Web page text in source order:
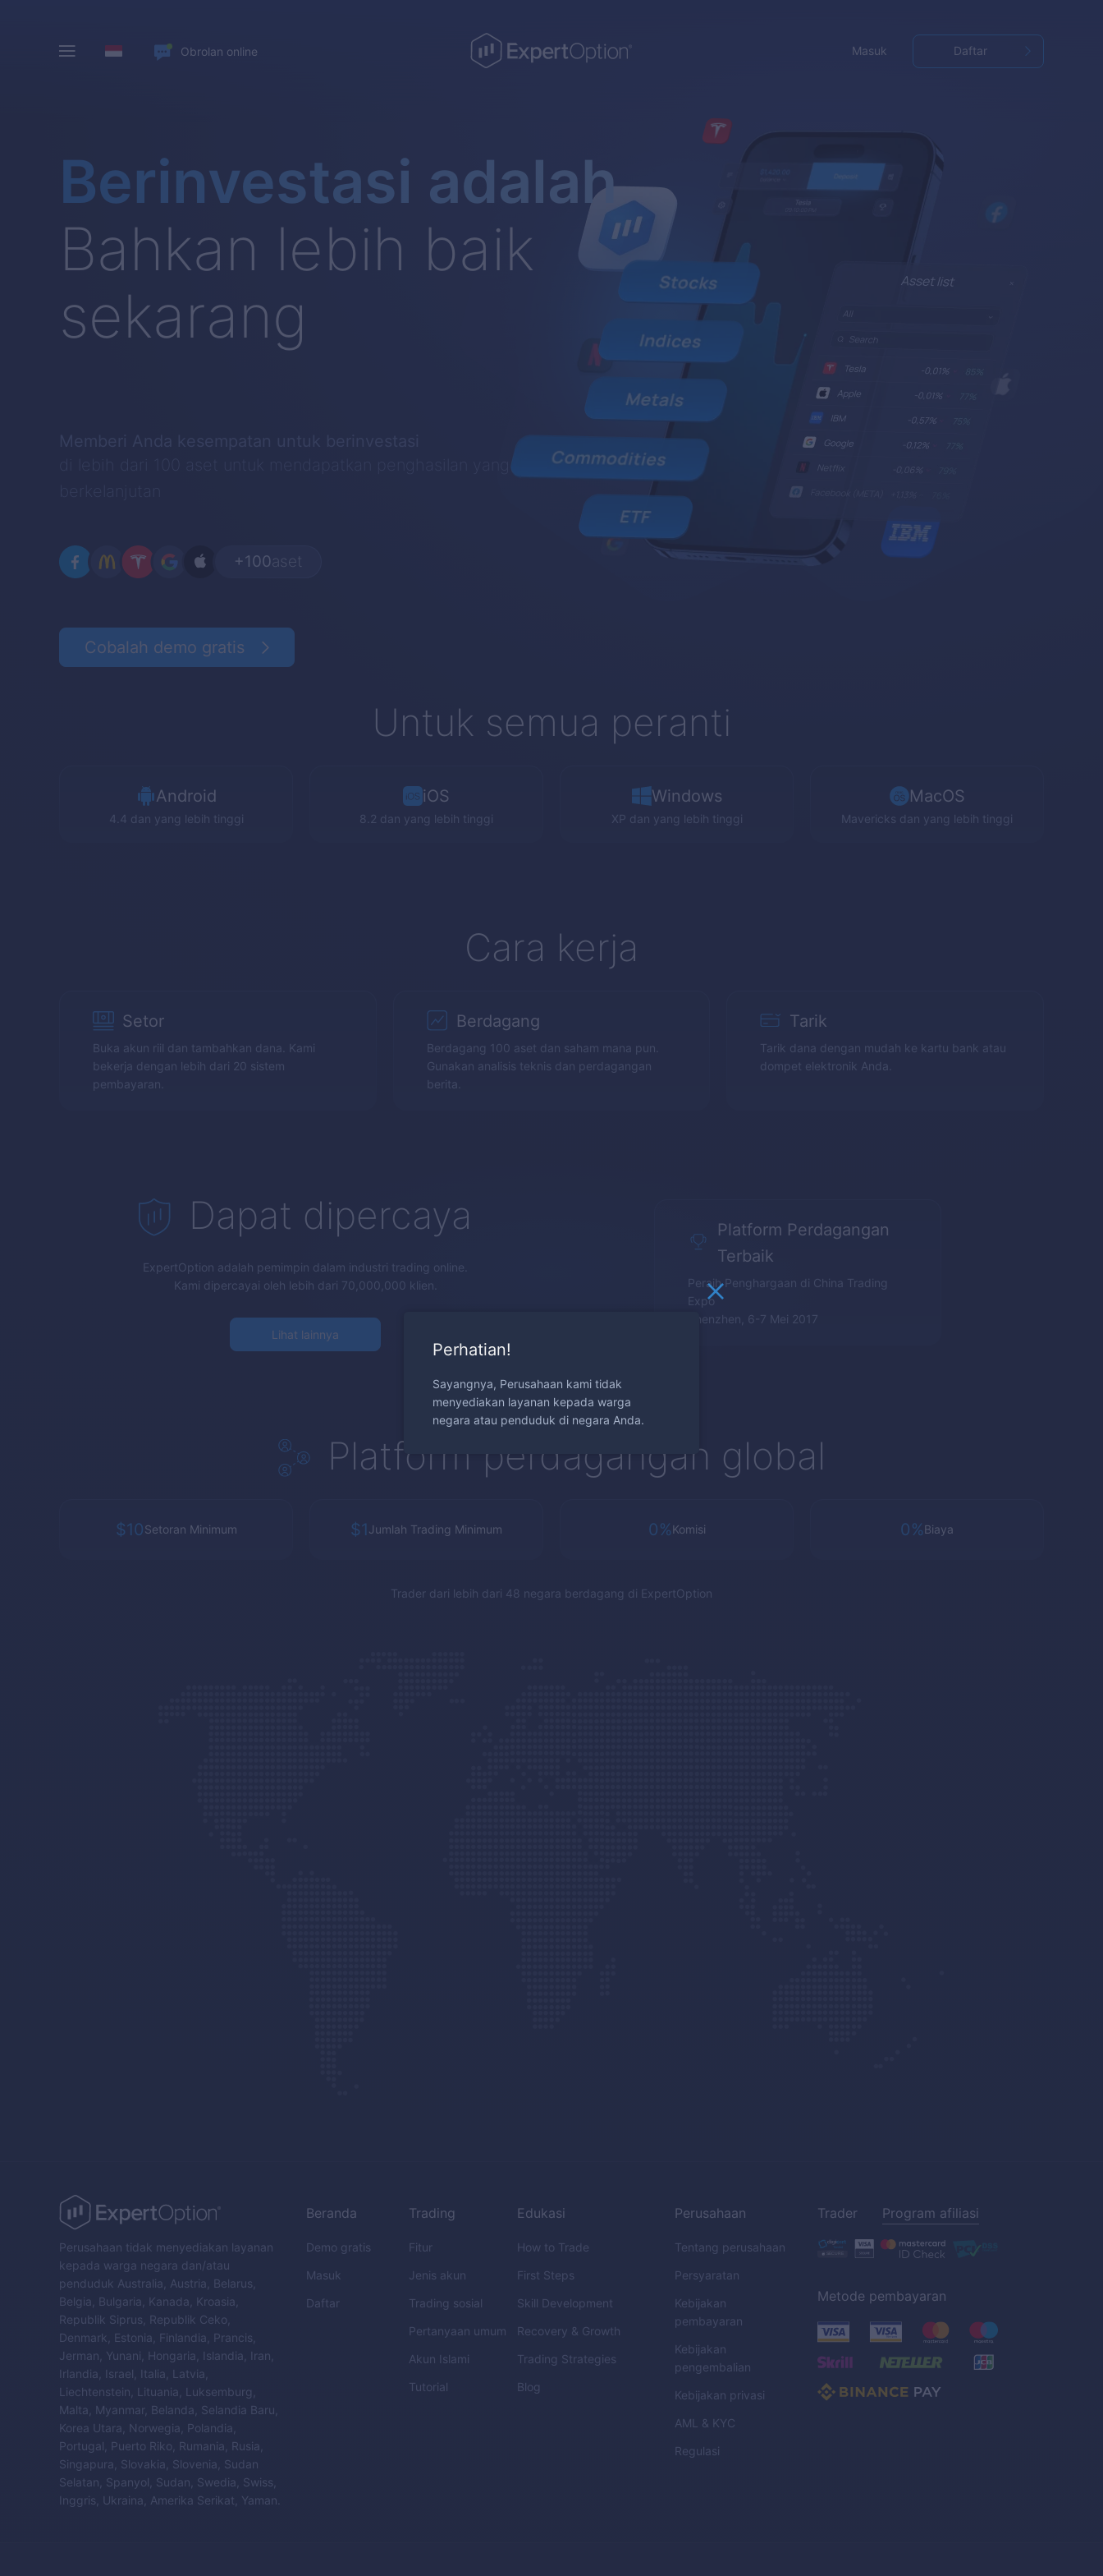
Obrolan online Masuk Daftar
Berinvestasi adalah
Bahkan lebih baik
sekarang
Memberi Anda kesempatan untuk berinvestasi
di lebih dari 100 aset untuk mendapatkan penghasilan yang
berkelanjutan
+100aset
Cobalah demo gratis
Untuk semua peranti
Android
4.4 dan yang lebih tinggi
iOS
8.2 dan yang lebih tinggi
Windows
XP dan yang lebih tinggi
MacOS
Mavericks dan yang lebih tinggi
Cara kerja
Setor
Buka akun riil dan tambahkan dana. Kami
bekerja dengan lebih dari 20 sistem
pembayaran.
Berdagang
Berdagang 100 aset dan saham mana pun.
Gunakan analisis teknis dan perdagangan
berita.
Tarik
Tarik dana dengan mudah ke kartu bank atau
dompet elektronik Anda.
Dapat dipercaya
ExpertOption adalah pemimpin dalam industri trading online.
Kami dipercayai oleh lebih dari 70,000,000 klien.
Lihat lainnya
Platform Perdagangan
Terbaik
Peraih Penghargaan di China Trading
Expo
Shenzhen, 6-7 Mei 2017
Platform perdagangan global
$10Setoran Minimum $1Jumlah Trading Minimum 0%Komisi 0%Biaya
Trader dari lebih dari 48 negara berdagang di ExpertOption
Perusahaan tidak menyediakan layanan
kepada warga negara dan/atau
penduduk Australia, Austria, Belarus,
Belgia, Bulgaria, Kanada, Kroasia,
Republik Siprus, Republik Ceko,
Denmark, Estonia, Finlandia, Prancis,
Jerman, Yunani, Hongaria, Islandia, Iran,
Irlandia, Israel, Italia, Latvia,
Liechtenstein, Lituania, Luksemburg,
Malta, Myanmar, Belanda, Selandia Baru,
Korea Utara, Norwegia, Polandia,
Portugal, Puerto Riko, Rumania, Rusia,
Singapura, Slovakia, Slovenia, Sudan
Selatan, Spanyol, Sudan, Swedia, Swiss,
Inggris, Ukraina, Amerika Serikat, Yaman.
Beranda
Demo gratis
Masuk
Daftar
Trading
Fitur
Jenis akun
Trading sosial
Pertanyaan umum
Akun Islami
Tutorial
Edukasi
How to Trade
First Steps
Skill Development
Recovery & Growth
Trading Strategies
Blog
Perusahaan
Tentang perusahaan
Persyaratan
Kebijakan
pembayaran
Kebijakan
pengembalian
Kebijakan privasi
AML
& KYC
Regulasi
Trader Program afiliasi
Metode pembayaran
Perhatian!
Sayangnya, Perusahaan kami tidak
menyediakan layanan kepada warga
negara atau penduduk di negara Anda.